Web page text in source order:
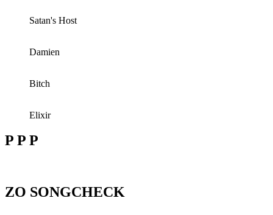
Satan's Host
Damien
Bitch
Elixir
P P P
ZO SONGCHECK